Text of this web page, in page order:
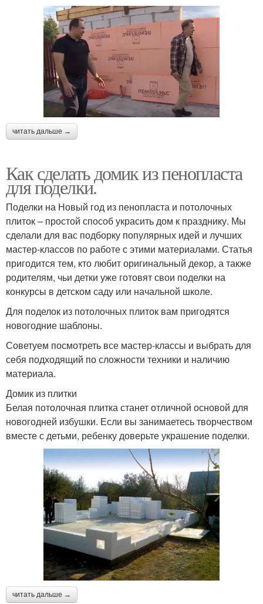
читать дальше →
Как сделать домик из пенопласта
для поделки.
Поделки на Новый год из пенопласта и потолочных
плиток – простой способ украсить дом к празднику. Мы
сделали для вас подборку популярных идей и лучших
мастер-классов по работе с этими материалами. Статья
пригодится тем, кто любит оригинальный декор, а также
родителям, чьи детки уже готовят свои поделки на
конкурсы в детском саду или начальной школе.
Для поделок из потолочных плиток вам пригодятся
новогодние шаблоны.
Советуем посмотреть все мастер-классы и выбрать для
себя подходящий по сложности техники и наличию
материала.
Домик из плитки
Белая потолочная плитка станет отличной основой для
новогодней избушки. Если вы занимаетесь творчеством
вместе с детьми, ребенку доверьте украшение поделки.
читать дальше →